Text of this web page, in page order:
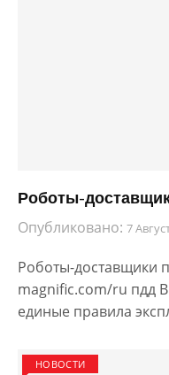
Роботы-
Опубликовано: 7
Роботы-доставщики
magnific.com/ru пдд В
единые правила
НОВОСТИ